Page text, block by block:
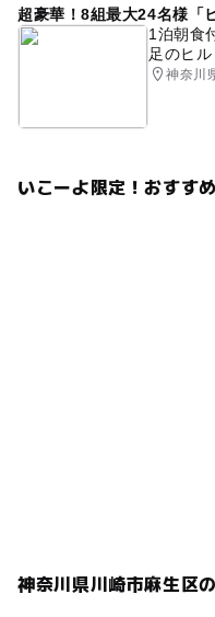
超豪華！8組最大24名様「
1泊朝食
足のヒ
神奈川
いこーよ限定！おすす
神奈川県川崎市麻生区